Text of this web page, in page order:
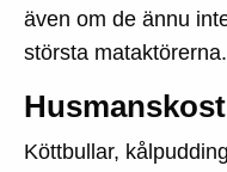
även om de ännu
största mataktörerna.
Köttbullar,